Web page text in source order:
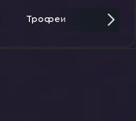
Трофеи Награды